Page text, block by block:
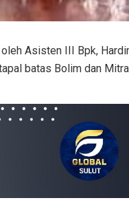
Asisten III Bpk,
batas Bolim dan